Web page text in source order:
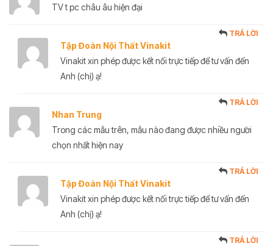
TV t pc châu âu hiện đại
Tập Đoàn Nội Thất Vinakit
TRẢ LỜI
Vinakit xin phép được kết nối trực tiếp để tư vấn đến
Anh (chị) ạ!
Nhan Trung
TRẢ LỜI
Trong các mẫu trên, mẫu nào đang được nhiều người
chọn nhất hiện nay
Tập Đoàn Nội Thất Vinakit
TRẢ LỜI
Vinakit xin phép được kết nối trực tiếp để tư vấn đến
Anh (chị) ạ!
TRẢ LỜI